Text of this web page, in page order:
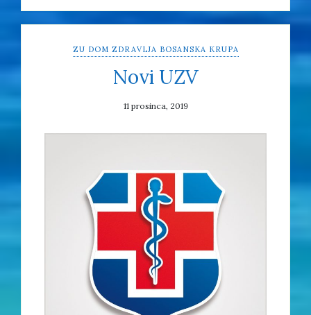
ZU DOM ZDRAVLJA BOSANSKA KRUPA
Novi UZV
11 prosinca, 2019